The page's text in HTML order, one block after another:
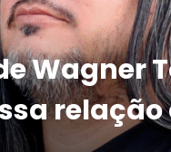
Wagner
relação